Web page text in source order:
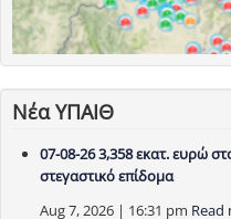
Νέα ΥΠΑΙΘ
07-08-26 3,358 εκατ. ευρώ
στεγαστικό επίδομα
Aug 7, 2026 | 16:31 pm Read